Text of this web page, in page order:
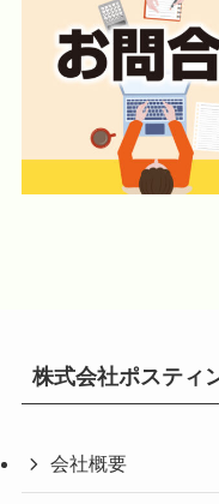
株式会社ポスティ
会社概要